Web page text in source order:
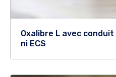
Oxalibre L avec
ni ECS